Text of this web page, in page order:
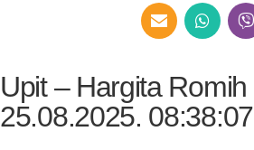
Upit – Hargita Romih
25.08.2025. 08:38:07